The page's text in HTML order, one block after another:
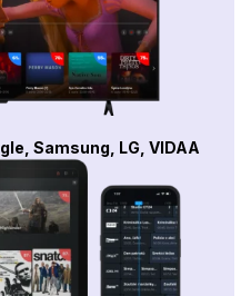
Samsung, LG, VIDAA